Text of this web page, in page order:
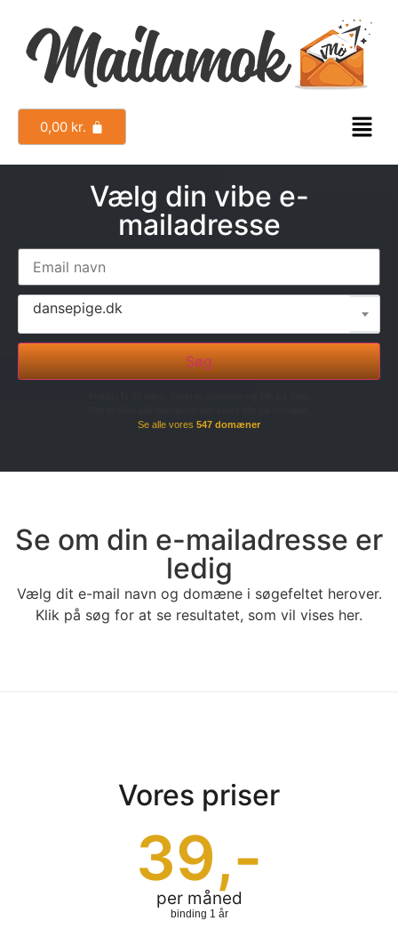
0,00 kr.
Vælg din vibe e-
mailadresse
dansepige.dk
Søg
Se alle vores 547 domæner
Se om din e-mailadresse er
ledig
Vælg dit e-mail navn og domæne i søgefeltet herover.
Klik på søg for at se resultatet, som vil vises her.
Vores priser
per måned
39,-
binding 1 år